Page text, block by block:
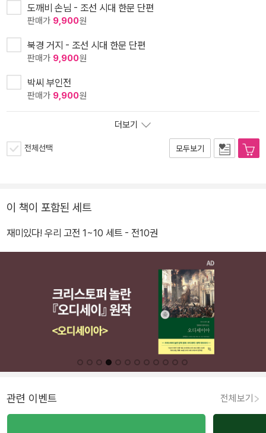
도깨비 손님 - 조선 시대 한문 단편
판매가 9,900원
북경 거지 - 조선 시대 한문 단편
판매가 9,900원
박씨 부인전
판매가 9,900원
더보기
전체선택 모두보기
이 책이 포함된 세트
재미있다! 우리 고전 1~10 세트 - 전10권
관련 이벤트 전체보기